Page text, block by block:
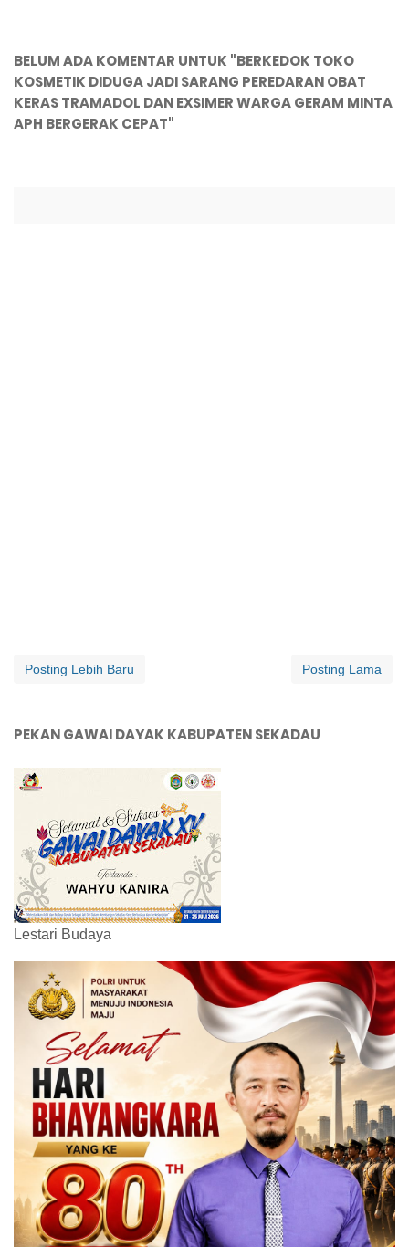
BELUM ADA KOMENTAR UNTUK "BERKEDOK TOKO
KOSMETIK DIDUGA JADI SARANG PEREDARAN OBAT
KERAS TRAMADOL DAN EXSIMER WARGA GERAM MINTA
APH BERGERAK CEPAT"
Posting Lebih Baru Posting Lama
PEKAN GAWAI DAYAK KABUPATEN SEKADAU
Lestari Budaya